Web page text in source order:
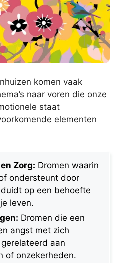
komen vaak
naar voren die onze
staat
elementen
Zorg: Dromen waarin
ondersteunt door
op een behoefte
leven.
Dromen die een
angst met zich
aan
of onzekerheden.